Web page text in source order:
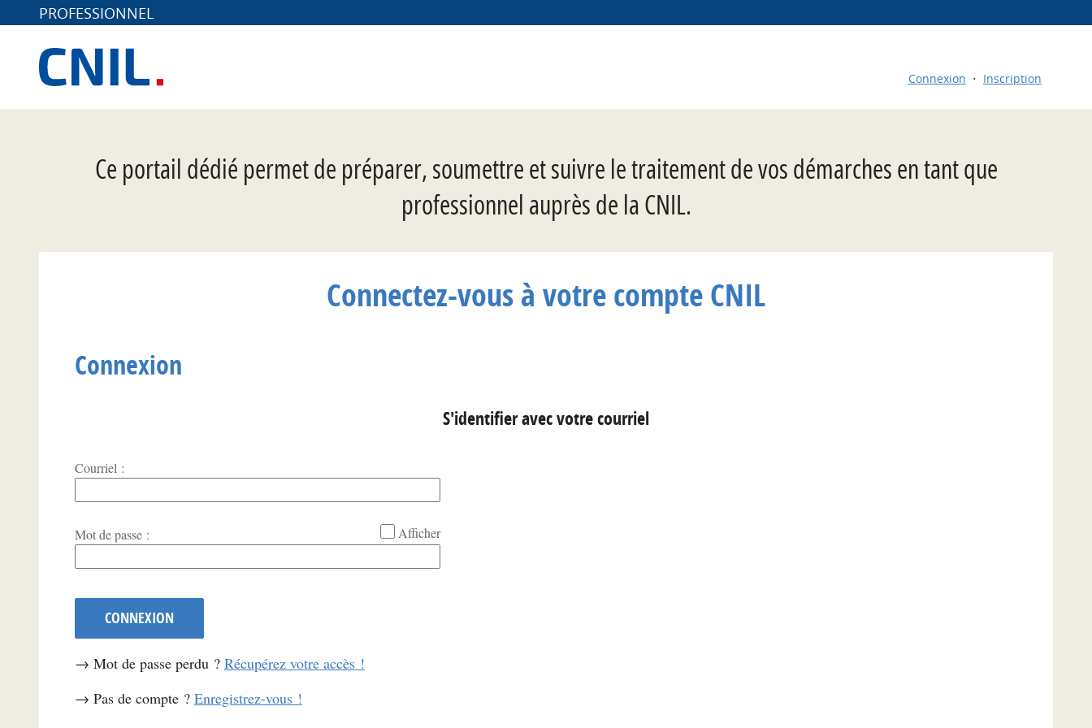
PROFESSIONNEL
Connexion Inscription
Ce portail dédié permet de préparer, soumettre et suivre le traitement de vos démarches en tant que
professionnel auprès de la CNIL.
Connectez-vous à votre compte CNIL
Connexion
S'identifier avec votre courriel
Courriel :
Mot de passe : Afficher
CONNEXION
→ Mot de passe perdu ? Récupérez votre accès !
→ Pas de compte ? Enregistrez-vous !